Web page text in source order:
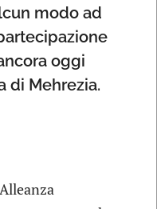
modo ad
oggi
di Mehrezia.